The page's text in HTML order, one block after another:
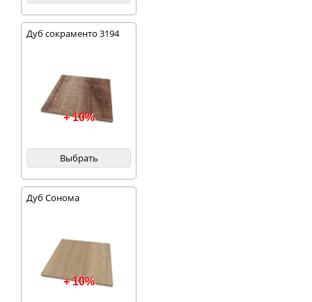
Дуб сокраменто 3194
+ 10%
Выбрать
Дуб Сонома
+ 10%